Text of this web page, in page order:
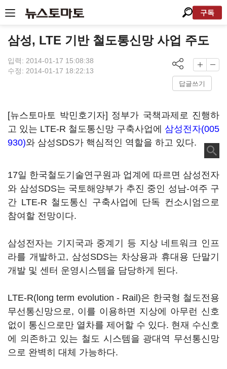
구독
삼성, LTE 기반 철도통신망 사업 주도
입력: 2014-01-17 15:08:38
수정: 2014-01-17 18:22:13
답글쓰기
[뉴스토마토 박민호기자] 정부가 국책과제로 진행하
고 있는 LTE-R 철도통신망 구축사업에 삼성전자(005
930)와 삼성SDS가 핵심적인 역할을 하고 있다.
17일 한국철도기술연구원과 업계에 따르면 삼성전자
와 삼성SDS는 국토해양부가 추진 중인 성남-여주 구
간 LTE-R 철도통신 구축사업에 단독 컨소시엄으로
참여할 전망이다.
삼성전자는 기지국과 중계기 등 지상 네트워크 인프
라를 개발하고, 삼성SDS는 차상용과 휴대용 단말기
개발 및 센터 운영시스템을 담당하게 된다.
LTE-R(long term evolution - Rail)은 한국형 철도전용
무선통신망으로, 이를 이용하면 지상에 아무런 신호
없이 통신으로만 열차를 제어할 수 있다. 현재 수신호
에 의존하고 있는 철도 시스템을 광대역 무선통신망
으로 완벽히 대체 가능하다.